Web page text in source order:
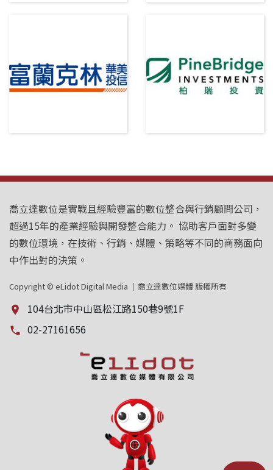
喬立達數位是實戰且經驗豐富的數位整合與行銷顧問公司，
超過15年的產業經驗與開發整合能力。 協助客戶面對多變
的數位環境，在技術、行銷、媒體、策略等不同的商務面向
中作出對的決策。
Copyright © eLidot Digital Media ｜喬立達數位媒體 版權所有
place 104台北市中山區松江路150巷9號1F
local_phone 02-27161656